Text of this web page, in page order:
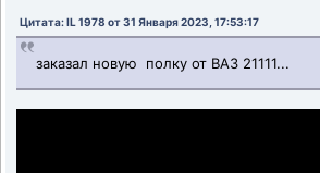
Цитата: IL 1978 от 31 Января 2023, 17:53:17
заказал новую полку от ВАЗ 21111...